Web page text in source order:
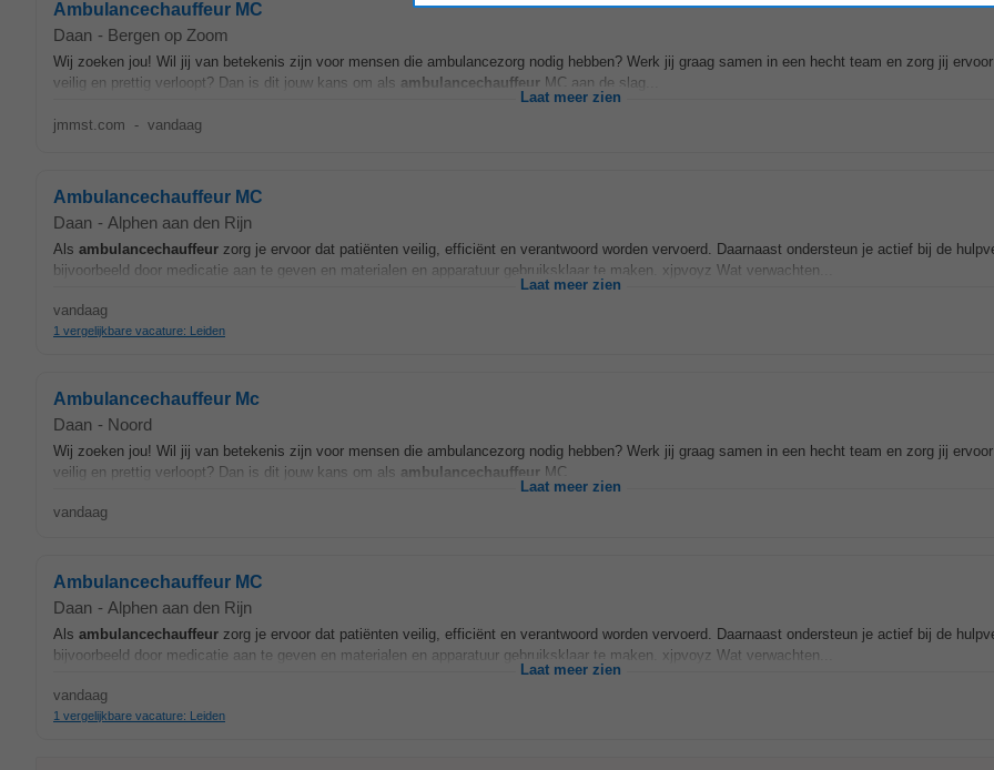
Ambulancechauffeur MC
Daan - Bergen op Zoom
Wij zoeken jou! Wil jij van betekenis zijn voor mensen die ambulancezorg nodig hebben? Werk jij graag samen in een hecht team en zorg jij
veilig en prettig verloopt? Dan is dit jouw kans om als ambulancechauffeur MC aan de slag...
Laat meer zien
jmmst.com - vandaag
Ambulancechauffeur MC
Daan - Alphen aan den Rijn
Als ambulancechauffeur zorg je ervoor dat patiënten veilig, efficiënt en verantwoord worden vervoerd. Daarnaast ondersteun je actief bij de
bijvoorbeeld door medicatie aan te geven en materialen en apparatuur gebruiksklaar te maken. xjpvoyz Wat verwachten...
Laat meer zien
vandaag
1 vergelijkbare vacature: Leiden
Ambulancechauffeur Mc
Daan - Noord
Wij zoeken jou! Wil jij van betekenis zijn voor mensen die ambulancezorg nodig hebben? Werk jij graag samen in een hecht team en zorg jij
veilig en prettig verloopt? Dan is dit jouw kans om als ambulancechauffeur MC...
Laat meer zien
vandaag
Ambulancechauffeur MC
Daan - Alphen aan den Rijn
Als ambulancechauffeur zorg je ervoor dat patiënten veilig, efficiënt en verantwoord worden vervoerd. Daarnaast ondersteun je actief bij de
bijvoorbeeld door medicatie aan te geven en materialen en apparatuur gebruiksklaar te maken. xjpvoyz Wat verwachten...
Laat meer zien
vandaag
1 vergelijkbare vacature: Leiden